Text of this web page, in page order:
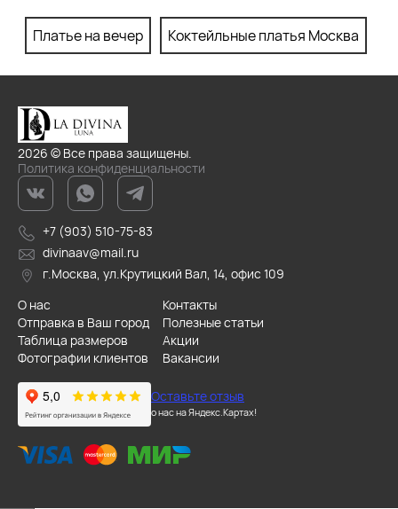
Платье на вечер Коктейльные платья Москва
2026 © Все права защищены.
Политика конфиденциальности
+7 (903) 510-75-83
divinaav@mail.ru
г.Москва, ул.Крутицкий Вал, 14, офис 109
О нас
Контакты
Отправка в Ваш город
Полезные статьи
Таблица размеров
Акции
Фотографии клиентов
Вакансии
Оставьте отзыв
о нас на Яндекс.Картах!